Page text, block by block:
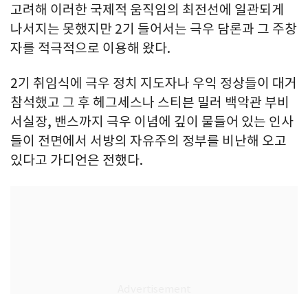
고려해 이러한 국제적 움직임의 최전선에 일관되게
나서지는 못했지만 2기 들어서는 극우 담론과 그 주창
자를 적극적으로 이용해 왔다.
2기 취임식에 극우 정치 지도자나 우익 정상들이 대거
참석했고 그 후 헤그세스나 스티븐 밀러 백악관 부비
서실장, 밴스까지 극우 이념에 깊이 물들어 있는 인사
들이 전면에서 서방의 자유주의 정부를 비난해 오고
있다고 가디언은 전했다.